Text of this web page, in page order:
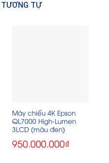
TỰ
Máy chiếu 4K Epson
QL7000 High-Lumen
3LCD (màu đen)
950.000.000₫